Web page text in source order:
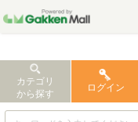
カテゴリ
から探す
ログイン